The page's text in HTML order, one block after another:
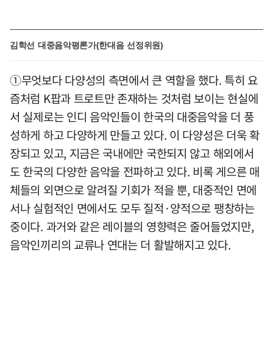
김학선 대중음악평론가(한대음 선정위원)
①무엇보다 다양성의 측면에서 큰 역할을 했다. 특히 요
즘처럼 K팝과 트로트만 존재하는 것처럼 보이는 현실에
서 실제로는 인디 음악인들이 한국의 대중음악을 더 풍
성하게 하고 다양하게 만들고 있다. 이 다양성은 더욱 확
장되고 있고, 지금은 국내에만 국한되지 않고 해외에서
도 한국의 다양한 음악을 전파하고 있다. 비록 게으른 매
체들의 외면으로 알려질 기회가 적을 뿐, 대중적인 면에
서나 실험적인 면에서도 모두 질적·양적으로 팽창하는
중이다. 과거와 같은 레이블의 영향력은 줄어들었지만,
음악인끼리의 교류나 연대는 더 활발해지고 있다.